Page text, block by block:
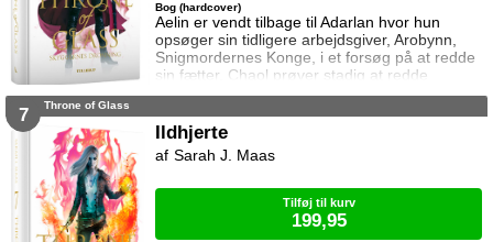
Aelin er vendt tilbage til Adarlan hvor hun
opsøger sin tidligere arbejdsgiver, Arobynn,
Snigmordernes Konge, i et forsøg på at redde
sin fætter. Chaol prøver stadig at redde
Dorian, men det bliver fortsat sværere som
og orker ikke længere at kæmpe imod.
Samtidig står Manon i en svær situation.
Hertug Perrington har givet hende klare
Bog (hardcover)
7 Throne of Glass
Ildhjerte
Sarah J. Maas
Tilføj til kurv
199,95